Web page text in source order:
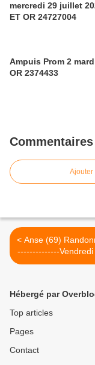
mercredi 29 juillet 2026 OR
ET OR 24727004
Ampuis Prom 2 mardi 28 juillet 2026
OR 2374433
Commentaires
Ajouter
< Anse (69) Randonneurs --
--------------Vendredi
2018
Hébergé par
Top articles
Pages
Contact